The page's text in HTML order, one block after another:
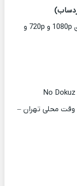
کیفیت خارق العاده فول اچ دی 1080p و 720p و
ها ساعت 23 به وقت محلی تهران –